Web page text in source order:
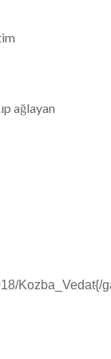
ağlayan
Kozba_Vedat{/